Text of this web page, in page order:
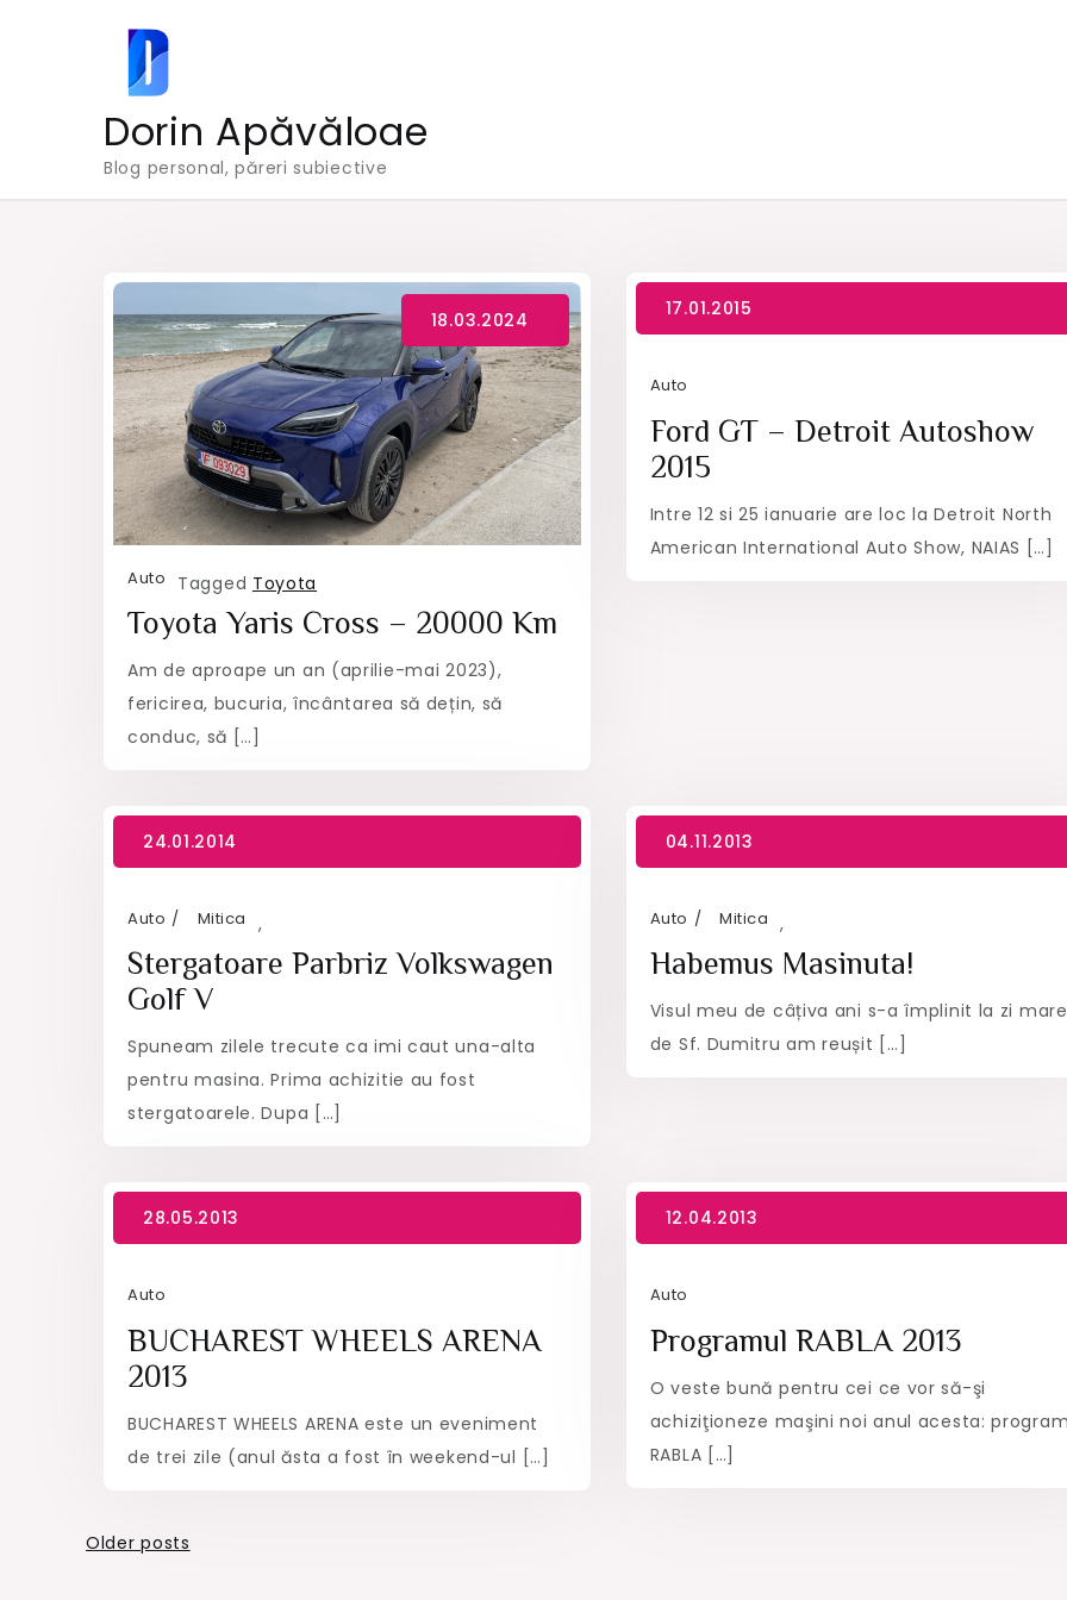
Dorin Apăvăloae
Blog personal, păreri subiective
Auto Tagged Toyota
Toyota Yaris Cross – 20000 Km
Am de aproape un an (aprilie-mai 2023),
fericirea, bucuria, încântarea să dețin, să
conduc, să […]
Auto
Ford GT – Detroit Autoshow
2015
Intre 12 si 25 ianuarie are loc la Detroit North
American International Auto Show, NAIAS […]
Auto ,
Mitica
Stergatoare Parbriz Volkswagen
Golf V
Spuneam zilele trecute ca imi caut una-alta
pentru masina. Prima achizitie au fost
stergatoarele. Dupa […]
Auto ,
Mitica
Habemus Masinuta!
Visul meu de câțiva ani s-a împlinit la zi
de Sf. Dumitru am reușit […]
Auto
BUCHAREST WHEELS ARENA
2013
BUCHAREST WHEELS ARENA este un eveniment
de trei zile (anul ăsta a fost în weekend-ul […]
Auto
Programul RABLA 2013
O veste bună pentru cei ce vor să-şi
achiziţioneze maşini noi anul acesta:
RABLA […]
Posts
Older posts